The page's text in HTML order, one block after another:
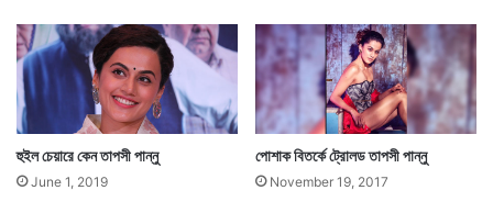
হুইল চেয়ারে কেন তাপসী পান্নু
June 1, 2019
পোশাক বিতর্কে ট্রোলড তাপসী পান্নু
November 19, 2017